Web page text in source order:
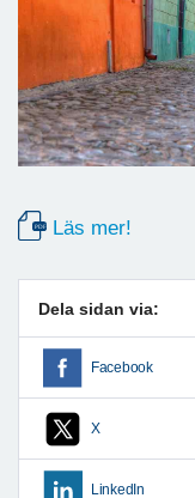
Läs mer!
Dela sidan via:
Facebook
X
LinkedIn